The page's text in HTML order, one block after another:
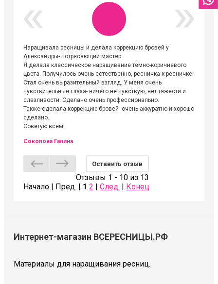
Наращивала ресницы и делала коррекцию бровей у
Александры- потрясающий мастер.
Я делала классическое наращивание тёмно-коричневого
цвета. Получилось очень естественно, ресничка к ресничке.
Стал очень выразительный взгляд. У меня очень
чувствительные глаза- ничего не чувствую, нет тяжести и
слезливости. Сделано очень профессионально.
Также сделала коррекцию бровей- очень аккуратно и хорошо
сделано.
Советую всем!
Соколова Галина
Оставить отзыв
Отзывы 1 - 10 из 13
Начало | Пред. | 1 2 След. Конец
Интернет-магазин ВСЕРЕСНИЦЫ.РФ
Материалы для наращивания ресниц.